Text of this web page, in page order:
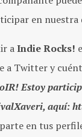
en nuestra
aIndie Rocks!
a Twitter y
Estoy
aquí:
en tus